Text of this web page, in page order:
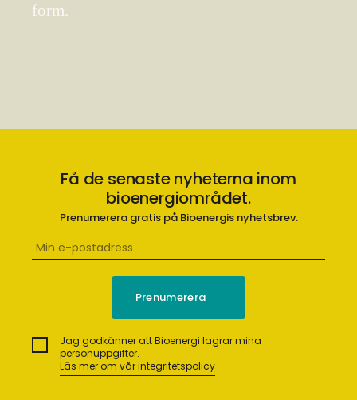
form.
Få de senaste nyheterna inom
bioenergiområdet.
Prenumerera gratis på Bioenergis nyhetsbrev.
Jag godkänner att Bioenergi lagrar mina
personuppgifter.
Läs mer om vår integritetspolicy